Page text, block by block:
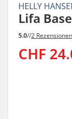
HELLY
Lifa
5.0//2 Rezensionen
CHF